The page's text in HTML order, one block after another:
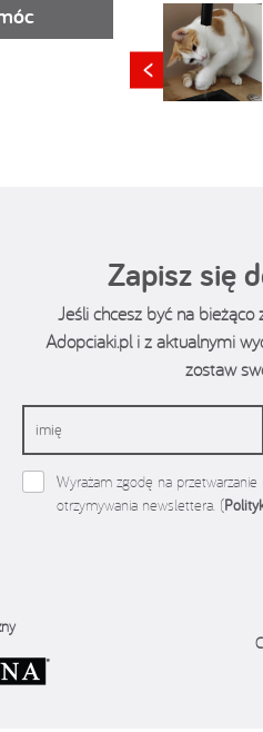
Zapisz się
Jeśli chcesz być na
Adopciaki.pl i z aktualnymi
zostaw
Wyrażam zgodę na
otrzymywania newslettera. (